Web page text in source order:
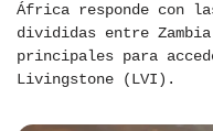
África responde con
divididas entre
principales para
Livingstone (LVI).